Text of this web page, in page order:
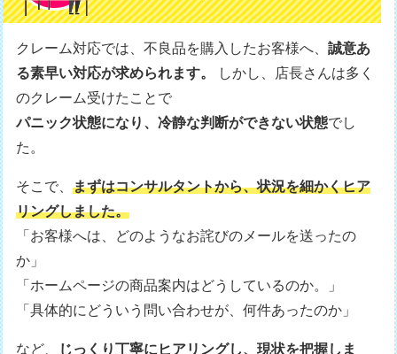
クレーム対応では、不良品を購入したお客様へ、誠意あ
る素早い対応が求められます。
しかし、店長さんは多く
のクレーム受けたことで
パニック状態になり、冷静な判断ができない状態でし
た。
そこで、まずはコンサルタントから、状況を細かくヒア
リングしました。
「お客様へは、どのようなお詫びのメールを送ったの
か」
「ホームページの商品案内はどうしているのか。」
「具体的にどういう問い合わせが、何件あったのか」
など、
じっくり丁寧にヒアリングし、現状を把握しま